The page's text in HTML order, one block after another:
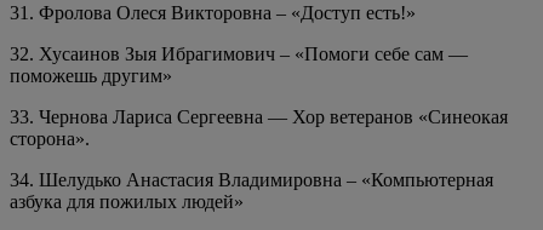
31. Фролова Олеся Викторовна – «Доступ есть!»
32. Хусаинов Зыя Ибрагимович – «Помоги себе сам —
поможешь другим»
33. Чернова Лариса Сергеевна — Хор ветеранов «Синеокая
сторона».
34. Шелудько Анастасия Владимировна – «Компьютерная
азбука для пожилых людей»